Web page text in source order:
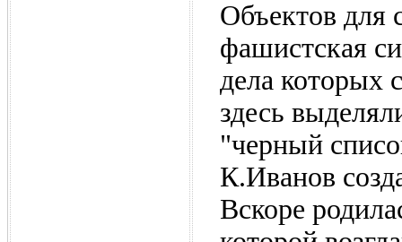
Объектов для
фашистская
дела которых
здесь
"черный
К.Иванов
Вскоре